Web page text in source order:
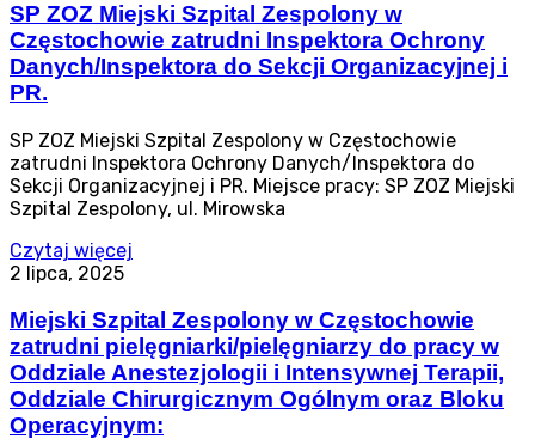
SP ZOZ Miejski Szpital Zespolony w
Częstochowie zatrudni Inspektora Ochrony
Danych/Inspektora do Sekcji Organizacyjnej i
PR.
SP ZOZ Miejski Szpital Zespolony w Częstochowie
zatrudni Inspektora Ochrony Danych/Inspektora do
Sekcji Organizacyjnej i PR. Miejsce pracy: SP ZOZ Miejski
Szpital Zespolony, ul. Mirowska
Czytaj więcej
2 lipca, 2025
Miejski Szpital Zespolony w Częstochowie
zatrudni pielęgniarki/pielęgniarzy do pracy w
Oddziale Anestezjologii i Intensywnej Terapii,
Oddziale Chirurgicznym Ogólnym oraz Bloku
Operacyjnym: